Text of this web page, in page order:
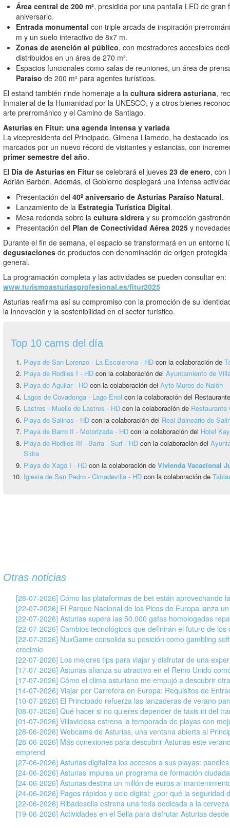
Área central de 200 m², presidida por una pantalla LED de
aniversario.
Entrada monumental con triple arcada de inspiración
m y un suelo interactivo de 8x7 m.
Zonas de atención al público, con mostradores accesibles
distribuidos en un área de 270 m².
Espacios funcionales como salas de reuniones, un área de
Paraíso de 200 m² para agentes turísticos.
El estand también rinde homenaje a la cultura sidrera asturiana,
Inmaterial de la Humanidad por la UNESCO, y a otros bienes
arte prerrománico y el Camino de Santiago.
Asturias en Fitur: una agenda intensa y variada
La vicepresidenta del Principado, Gimena Llamedo, ha destacado
marcados por un nuevo récord de visitantes y estancias, con
primer semestre del año.
El Día de Asturias en Fiturse celebrará el jueves 23 de enero, con
Adrián Barbón. Además, el Gobierno desplegará una intensa
Presentación del 40º aniversario de Asturias Paraíso Natural.
Lanzamiento de la Estrategia Turística Digital.
Mesa redonda sobre la cultura sidrera y su promoción
Presentación del Plan de Conectividad Aérea 2025 y
Durante el fin de semana, el espacio se transformará en un entorno
degustaciones de productos con denominación de origen
general.
La programación completa y las actividades se pueden consultar en:
www.turismoasturiasprofesional.es/fitur2025
Asturias reafirma así su compromiso con la promoción de su
la innovación y la sostenibilidad en el sector turístico.
Top 10 cams del día
Playa de San Lorenzo - La Escalerona - HD con la colaboración de
Playa de Rodiles I - HD con la colaboración del Ayuntamiento de
Playa de Aguilar - HD con la colaboración del Ayto Muros de Nalón
Lagos de Covadonga - Lago Enol con la colaboración del
Lastres - Muelle de Lastres - HD con la colaboración de
Playa de Salinas - HD con la colaboración del Real Balneario de
Playa de Barro II - Motorizada - HD con la colaboración del Hotel
Playa de Rodiles III - Barra - Surf - HD con la colaboración del
Sidra
Playa de Xagó I - HD con la colaboración de Vivienda Vacacional
Iglesia de San Pedro - Cimadevilla - HD con la colaboración de
Otras noticias
[28-07-2026] Cómo las plataformas de bet están aprovechando
[22-07-2026] El Parque Nacional de los Picos de Europa lanza
[22-07-2026] Asturias supera las 50.000 gafas homologadas
[22-07-2026] Cambios tecnológicos que definirán el futuro de los
[22-07-2026] NuxGame consolida su posición como gambling
crecimie
[22-07-2026] Los mejores tips para viajar y disfrutar de una
[17-07-2026] Asturias afianza su atractivo en el Reino Unido
[17-07-2026] Cómo el clima asturiano me empujó a descubrir
[14-07-2026] Viajar por Carretera en Europa: Requisitos de
[10-07-2026] El Principado refuerza las lanzaderas de verano
[08-07-2026] Qué hacer si no quieres depender de taxis ni del
[01-07-2026] Villaviciosa estrena la temporada de playas con
[28-06-2026] Webcams de Asturias, una ventana abierta al
[28-06-2026] Más conexiones para descubrir Asturias este
emprend
[27-06-2026] Asturias digitaliza los accesos a sus playas:
[24-06-2026] Asturias impulsa un programa de formación
[24-06-2026] Asturias destina un millón de euros al
[24-06-2026] Pagos rápidos y ocio digital: ¿por qué la seguridad
[22-06-2026] Ribadesella estrena una feria dedicada a la
[19-06-2026] Actividades en el Sella para disfrutar Asturias